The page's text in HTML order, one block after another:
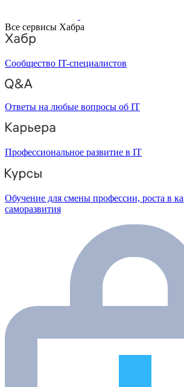
Все сервисы Хабра
Сообщество IT-специалистов
Ответы на любые вопросы об IT
Профессиональное развитие в IT
Обучение для смены профессии, роста в
саморазвития